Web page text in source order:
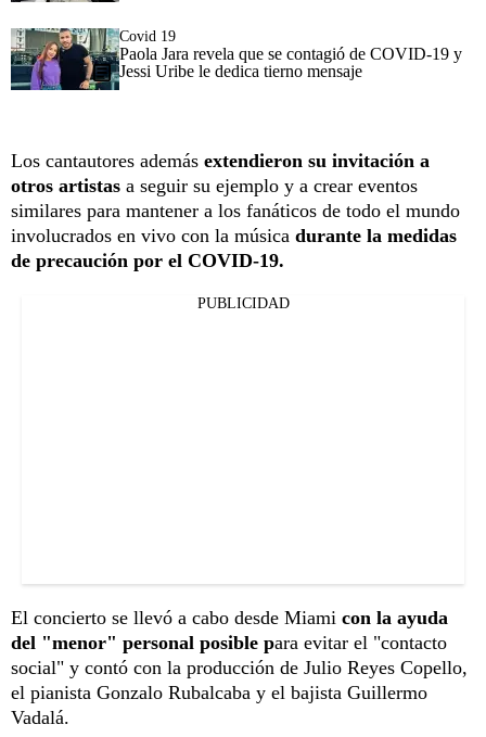
Covid 19
Paola Jara revela que se contagió de COVID-19 y
Jessi Uribe le dedica tierno mensaje
Los cantautores además extendieron su invitación a
otros artistas a seguir su ejemplo y a crear eventos
similares para mantener a los fanáticos de todo el mundo
involucrados en vivo con la música durante la medidas
de precaución por el COVID-19.
PUBLICIDAD
El concierto se llevó a cabo desde Miami con la ayuda
del "menor" personal posible para evitar el "contacto
social" y contó con la producción de Julio Reyes Copello,
el pianista Gonzalo Rubalcaba y el bajista Guillermo
Vadalá.